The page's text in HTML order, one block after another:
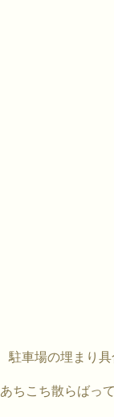
駐車場の埋まり具
あちこち散らばっ